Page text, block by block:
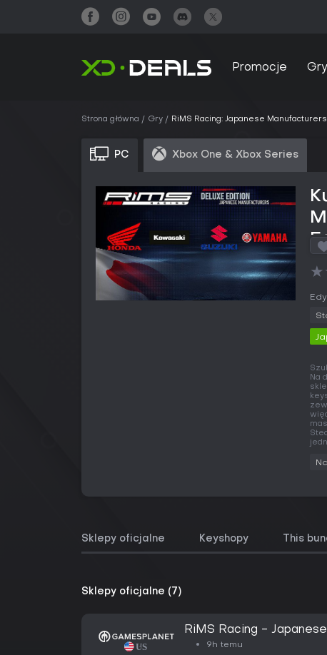
Promocje Gry
Strona główna Gry RiMS Racing: Japanese
PC Xbox One & Xbox Series
★
Na
Sklepy oficjalne Keyshopy This
Sklepy oficjalne (7)
RiMS Racing -
9h temu